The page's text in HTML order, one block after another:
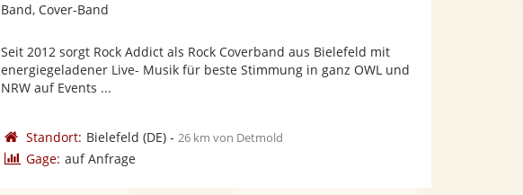
bereit.
Band, Cover-Band
Seit 2012 sorgt Rock Addict als Rock Coverband aus Bielefeld mit
energiegeladener Live- Musik für beste Stimmung in ganz OWL und
NRW auf Events ...
Standort: Bielefeld (DE)- 26 km von Detmold
Gage: auf Anfrage